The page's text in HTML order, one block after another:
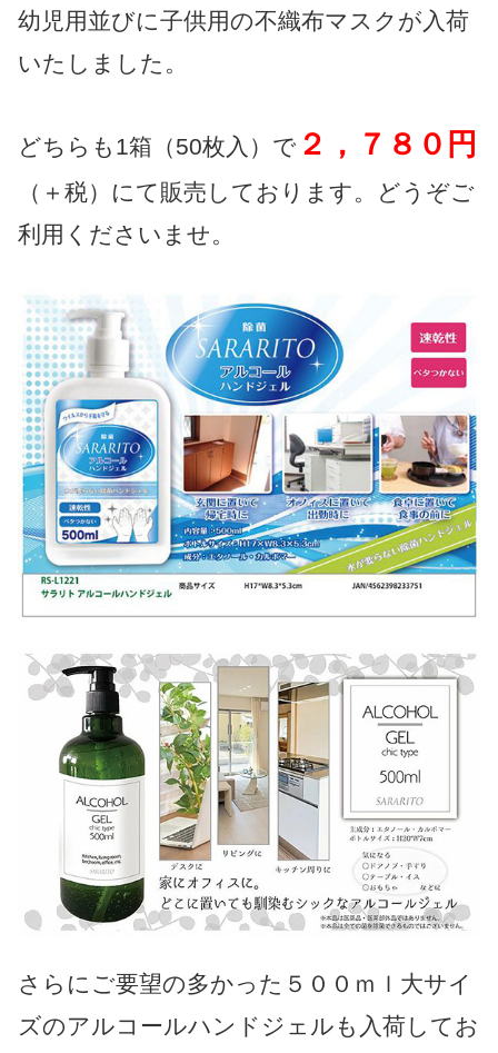
幼児用並びに子供用の不織布マスクが入荷
いたしました。
どちらも1箱（50枚入）で ２，７８０円
（＋税）にて販売しております。どうぞご
利用くださいませ。
さらにご要望の多かった５００ｍｌ大サイ
ズのアルコールハンドジェルも入荷してお